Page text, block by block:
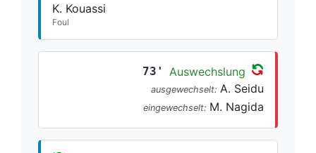
K. Kouassi
Foul
73' Auswechslung
ausgewechselt: A. Seidu
eingewechselt: M. Nagida